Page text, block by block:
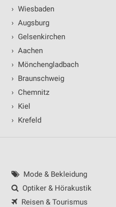
› Wiesbaden
› Augsburg
› Gelsenkirchen
› Aachen
› Mönchengladbach
› Braunschweig
› Chemnitz
› Kiel
› Krefeld
Mode & Bekleidung
Optiker & Hörakustik
Reisen & Tourismus